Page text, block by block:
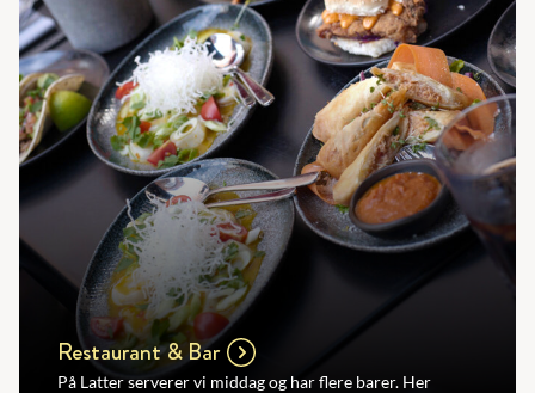
Restaurant & Bar
På Latter serverer vi middag og har flere barer. Her